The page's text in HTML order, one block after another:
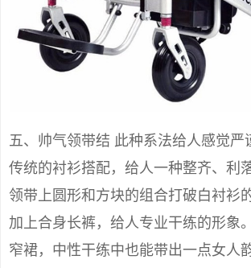
五、帅气领带结 此种系法给人感觉严
传统的衬衫搭配，给人一种整齐、利
领带上圆形和方块的组合打破白衬衫
加上合身长裤，给人专业干练的形象
窄裙，中性干练中也能带出一点女人